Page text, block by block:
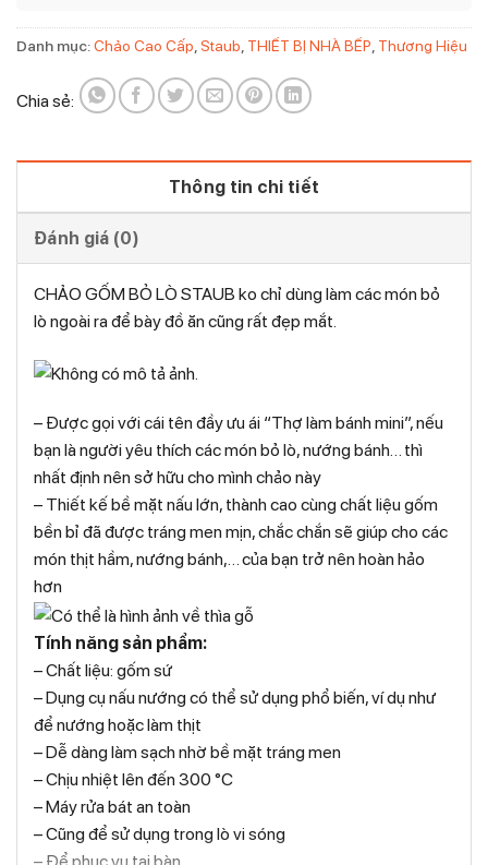
Danh mục:Chảo Cao Cấp,Staub, THIẾT BỊ NHÀ BẾP, Thương Hiệu
Chia sẻ:
Thông tin chi tiết
Đánh giá (0)
CHẢO GỐM BỎ LÒ STAUB ko chỉ dùng làm các món bỏ
lò ngoài ra để bày đồ ăn cũng rất đẹp mắt.
– Được gọi với cái tên đầy ưu ái “Thợ làm bánh mini”, nếu
bạn là người yêu thích các món bỏ lò, nướng bánh… thì
nhất định nên sở hữu cho mình chảo này
– Thiết kế bề mặt nấu lớn, thành cao cùng chất liệu gốm
bền bỉ đã được tráng men mịn, chắc chắn sẽ giúp cho các
món thịt hầm, nướng bánh,… của bạn trở nên hoàn hảo
hơn
Tính năng sản phẩm:
– Chất liệu: gốm sứ
– Dụng cụ nấu nướng có thể sử dụng phổ biến, ví dụ như
để nướng hoặc làm thịt
– Dễ dàng làm sạch nhờ bề mặt tráng men
– Chịu nhiệt lên đến 300 °C
– Máy rửa bát an toàn
– Cũng để sử dụng trong lò vi sóng